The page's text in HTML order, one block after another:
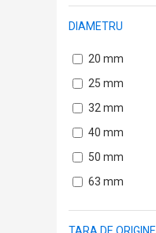
DIAMETRU
20 mm
25 mm
32 mm
40 mm
50 mm
63 mm
TARA DE ORIGINE